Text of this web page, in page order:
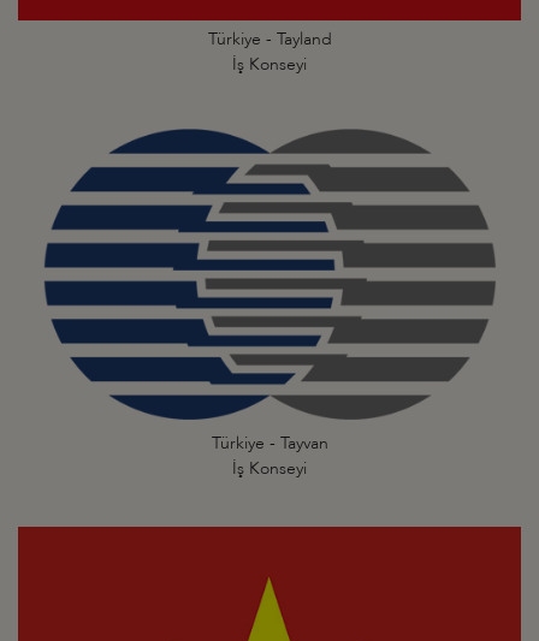
Türkiye - Tayland
İş Konseyi
Türkiye - Tayvan
İş Konseyi